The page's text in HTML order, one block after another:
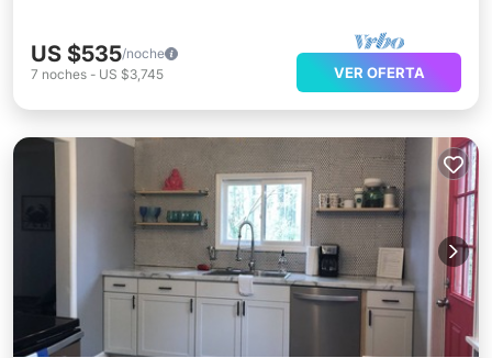
US $535/noche
7 noches - US $3,745 VER OFERTA